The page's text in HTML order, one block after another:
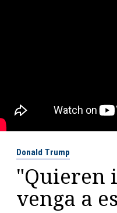
Donald Trump
"Quieren
venga a